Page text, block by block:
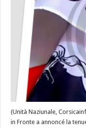
(Unità Naziunale,
in Fronte a annoncé la